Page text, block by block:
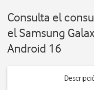
Consulta el
el Samsung
Android 16